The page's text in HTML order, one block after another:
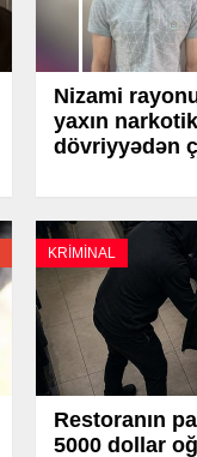
Nizami
yaxın
dövriyyədən
KRİMİNAL
Restoranın
5000 dollar